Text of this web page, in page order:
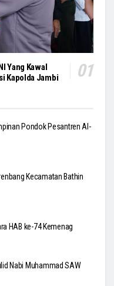
Yang Kawal
Kapolda Jambi
Pondok Pesantren Al-
Kecamatan Bathin
HAB ke-74 Kemenag
Nabi Muhammad SAW